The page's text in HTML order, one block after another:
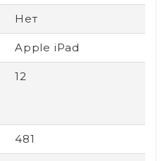
Нет
Apple iPad
12
481